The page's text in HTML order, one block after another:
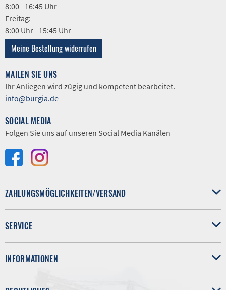
8:00 - 16:45 Uhr
Freitag:
8:00 Uhr - 15:45 Uhr
Meine Bestellung widerrufen
MAILEN SIE UNS
Ihr Anliegen wird zügig und kompetent bearbeitet.
info@burgia.de
SOCIAL MEDIA
Folgen Sie uns auf unseren Social Media Kanälen
ZAHLUNGSMÖGLICHKEITEN/VERSAND
SERVICE
INFORMATIONEN